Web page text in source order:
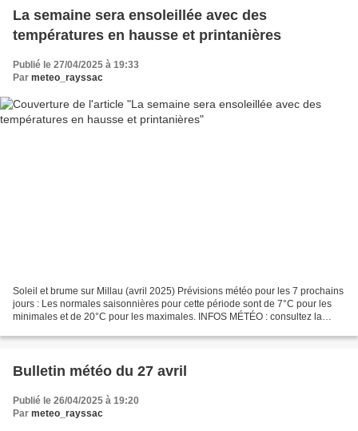
La semaine sera ensoleillée avec des
températures en hausse et printanières
Publié le 27/04/2025 à 19:33
Par meteo_rayssac
Soleil et brume sur Millau (avril 2025) Prévisions météo pour les 7 prochains
jours : Les normales saisonnières pour cette période sont de 7°C pour les
minimales et de 20°C pour les maximales. INFOS MÉTÉO : consultez la
Bulletin météo du 27 avril
Publié le 26/04/2025 à 19:20
Par meteo_rayssac